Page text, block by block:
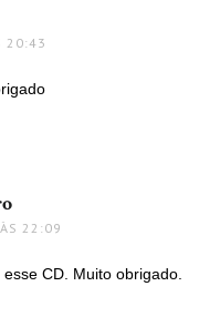
20:43
22:09
CD. Muito obrigado.